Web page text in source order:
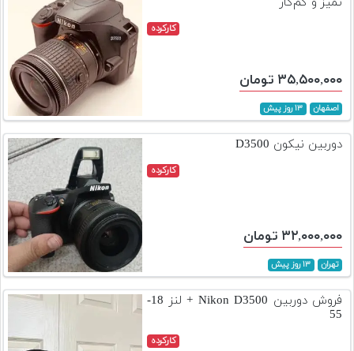
کارکرده
۳۵,۵۰۰,۰۰۰ تومان
اصفهان ۱۳ روز پیش
دوربین نیکون D3500
کارکرده
۳۲,۰۰۰,۰۰۰ تومان
تهران ۱۳ روز پیش
فروش دوربین Nikon D3500 + لنز 18-
55
کارکرده